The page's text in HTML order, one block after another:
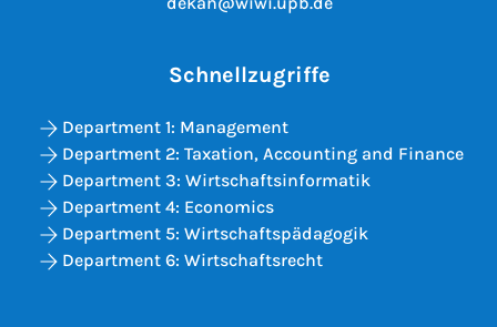
Schnellzugriffe
Department 1: Management
Department 2: Taxation, Accounting and Finance
Department 3: Wirtschaftsinformatik
Department 4: Economics
Department 5: Wirtschaftspädagogik
Department 6: Wirtschaftsrecht